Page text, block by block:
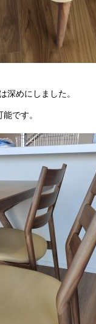
深めにしました。
です。